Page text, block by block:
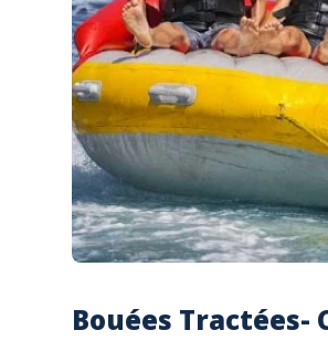
Bouées Tractées-